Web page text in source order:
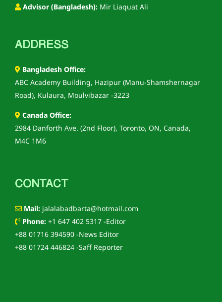
Advisor (Bangladesh): Mir Liaquat Ali
ADDRESS
Bangladesh Office:
ABC Academy Building, Hazipur (Manu-Shamshernagar
Road), Kulaura, Moulvibazar -3223
Canada Office:
2984 Danforth Ave. (2nd Floor), Toronto, ON, Canada,
M4C 1M6
CONTACT
Mail: jalalabadbarta@hotmail.com
Phone: +1 647 402 5317 -Editor
+88 01716 394590 -News Editor
+88 01724 446824 -Saff Reporter